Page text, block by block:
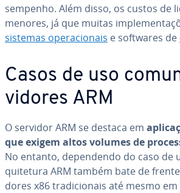
sem­pe­nho. Além disso, os custos de
menores, já que muitas
sistemas ope­ra­ci­o­nais e softwares de
Casos de uso
vi­do­res ARM
O servidor ARM se destaca em
que exigem altos volumes de
No entanto, de­pen­dendo do caso de
qui­te­tura ARM também bate de
do­res x86 tra­di­ci­o­nais até mesmo